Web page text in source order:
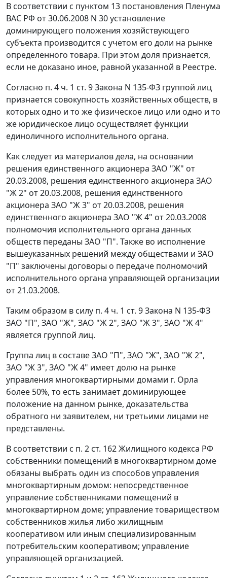
В соответствии с пунктом 13 постановления Пленума
ВАС РФ от 30.06.2008 N 30 установление
доминирующего положения хозяйствующего
субъекта производится с учетом его доли на рынке
определенного товара. При этом доля признается,
если не доказано иное, равной указанной в Реестре.
Согласно п. 4 ч. 1 ст. 9Закона N 135-ФЗ группой лиц
признается совокупность хозяйственных обществ, в
которых одно и то же физическое лицо или одно и то
же юридическое лицо осуществляет функции
единоличного исполнительного органа.
Как следует из материалов дела, на основании
решения единственного акционера ЗАО "Ж" от
20.03.2008, решения единственного акционера ЗАО
"Ж 2" от 20.03.2008, решения единственного
акционера ЗАО "Ж 3" от 20.03.2008, решения
единственного акционера ЗАО "Ж 4" от 20.03.2008
полномочия исполнительного органа данных
обществ переданы ЗАО "П". Также во исполнение
вышеуказанных решений между обществами и ЗАО
"П" заключены договоры о передаче полномочий
исполнительного органа управляющей организации
от 21.03.2008.
Таким образом в силу п. 4 ч. 1 ст. 9Закона N 135-ФЗ
ЗАО "П", ЗАО "Ж", ЗАО "Ж 2", ЗАО "Ж 3", ЗАО "Ж 4"
является группой лиц.
Группа лиц в составе ЗАО "П", ЗАО "Ж", ЗАО "Ж 2",
ЗАО "Ж 3", ЗАО "Ж 4" имеет долю на рынке
управления многоквартирными домами г. Орла
более 50%, то есть занимает доминирующее
положение на данном рынке, доказательства
обратного ни заявителем, ни третьими лицами не
представлены.
В соответствии с п. 2 ст. 162Жилищного кодекса РФ
собственники помещений в многоквартирном доме
обязаны выбрать один из способов управления
многоквартирным домом: непосредственное
управление собственниками помещений в
многоквартирном доме; управление товариществом
собственников жилья либо жилищным
кооперативом или иным специализированным
потребительским кооперативом; управление
управляющей организацией.